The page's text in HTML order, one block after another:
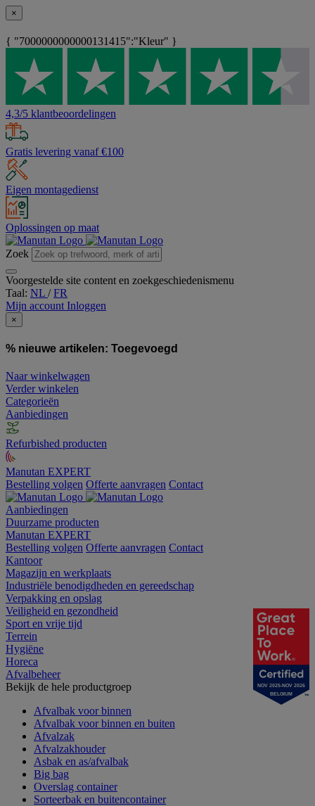
×
{ "7000000000000131415":"Kleur" }
4,3/5 klantbeoordelingen
Gratis levering vanaf €100
Eigen montagedienst
Oplossingen op maat
Zoek
Voorgestelde site content en zoekgeschiedenismenu
Taal: NL /FR
Mijn account Inloggen
×
% nieuwe artikelen: Toegevoegd
Naar winkelwagen
Verder winkelen
Categorieën
Aanbiedingen
Refurbished producten
Manutan EXPERT
Bestelling volgen Offerte aanvragen Contact
Aanbiedingen
Duurzame producten
Manutan EXPERT
Bestelling volgen Offerte aanvragen Contact
Kantoor
Magazijn en werkplaats
Industriële benodigdheden en gereedschap
Verpakking en opslag
Veiligheid en gezondheid
Sport en vrije tijd
Terrein
Hygiëne
Horeca
Afvalbeheer
Bekijk de hele productgroep
Afvalbak voor binnen
Afvalbak voor binnen en buiten
Afvalzak
Afvalzakhouder
Asbak en as/afvalbak
Big bag
Overslag container
Sorteerbak en buitencontainer
NOV 2025-NOV 2026
BELGIUM